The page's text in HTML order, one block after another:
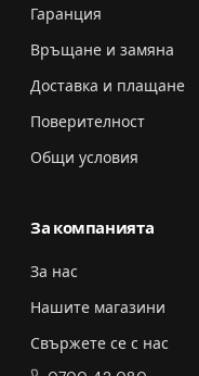
Гаранция
Връщане и замяна
Доставка и плащане
Поверителност
Общи условия
За компанията
За нас
Нашите магазини
Свържете се с нас